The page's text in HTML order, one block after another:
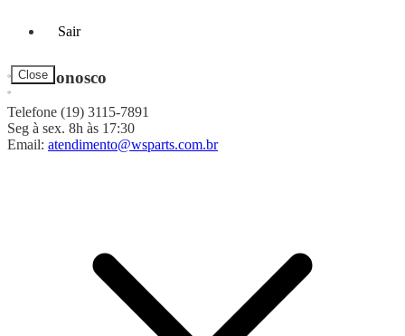
Sair
Close
Fale Conosco
Telefone (19) 3115-7891
Seg à sex. 8h às 17:30
Email: atendimento@wsparts.com.br